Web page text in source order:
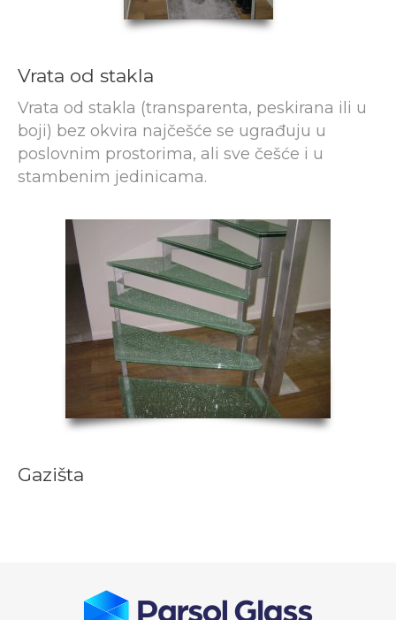
Vrata od stakla
Vrata od stakla (transparenta, peskirana ili u
boji) bez okvira najčešće se ugrađuju u
poslovnim prostorima, ali sve češće i u
stambenim jedinicama.
Gazišta